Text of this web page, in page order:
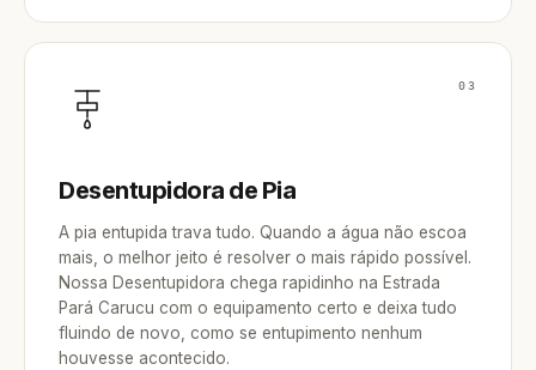
03
Desentupidora de Pia
A pia entupida trava tudo. Quando a água não escoa
mais, o melhor jeito é resolver o mais rápido possível.
Nossa Desentupidora chega rapidinho na Estrada
Pará Carucu com o equipamento certo e deixa tudo
fluindo de novo, como se entupimento nenhum
houvesse acontecido.